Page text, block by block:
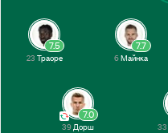
7.7
6Майнка
7.5
23 Траоре
33
7.0
39Дорш